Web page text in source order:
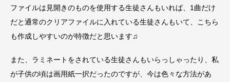
ファイルは見開きのものを使用する生徒さんもいれば、1曲だけ
だと通常のクリアファイルに入れている生徒さんもいて、こちら
も作成しやすいのが特徴だと思います♫
また、ラミネートをされている生徒さんもいらっしゃったり、私
が子供の頃は画用紙一択だったのですが、今は色々な方法があ